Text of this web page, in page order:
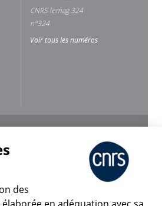
CNRS lemag 324
n°324
Voir tous les numéros
des